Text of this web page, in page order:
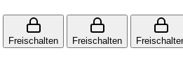
Freischalten Freischalten